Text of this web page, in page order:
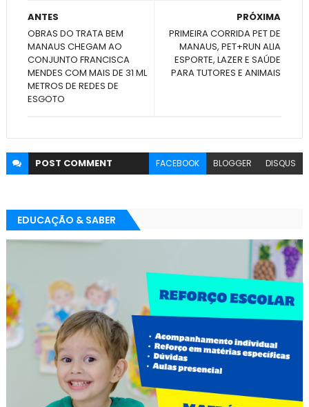
PRÓXIMA
PRIMEIRA CORRIDA PET DE
MANAUS, PET+RUN ALIA
ESPORTE, LAZER E SAÚDE
PARA TUTORES E ANIMAIS
ANTES
OBRAS DO TRATA BEM
MANAUS CHEGAM AO
CONJUNTO FRANCISCA
MENDES COM MAIS DE 31 ML
METROS DE REDES DE
ESGOTO
POST COMMENT FACEBOOK BLOGGER DISQUS
EDUCAÇÃO & SABER